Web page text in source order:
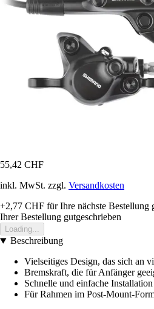
55,42 CHF
inkl. MwSt. zzgl. Versandkosten
+2,77 CHF für Ihre nächste Bestellung
Ihrer Bestellung gutgeschrieben
Loading...
Beschreibung
Vielseitiges Design, das sich an
Bremskraft, die für Anfänger
Schnelle und einfache
Für Rahmen im Post-Mount-